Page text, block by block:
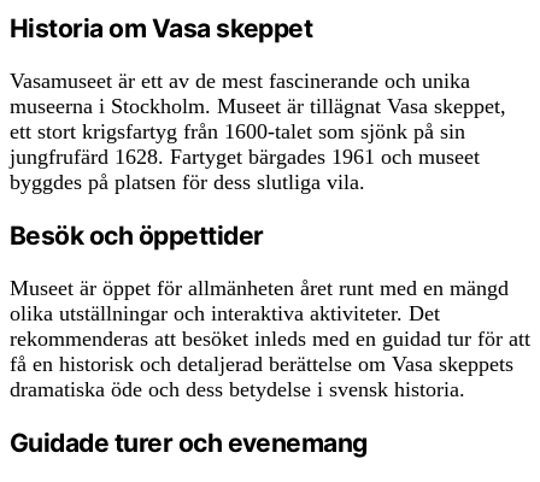
Historia om Vasa skeppet
Vasamuseet är ett av de mest fascinerande och unika
museerna i Stockholm. Museet är tillägnat Vasa skeppet,
ett stort krigsfartyg från 1600-talet som sjönk på sin
jungfrufärd 1628. Fartyget bärgades 1961 och museet
byggdes på platsen för dess slutliga vila.
Besök och öppettider
Museet är öppet för allmänheten året runt med en mängd
olika utställningar och interaktiva aktiviteter. Det
rekommenderas att besöket inleds med en guidad tur för att
få en historisk och detaljerad berättelse om Vasa skeppets
dramatiska öde och dess betydelse i svensk historia.
Guidade turer och evenemang